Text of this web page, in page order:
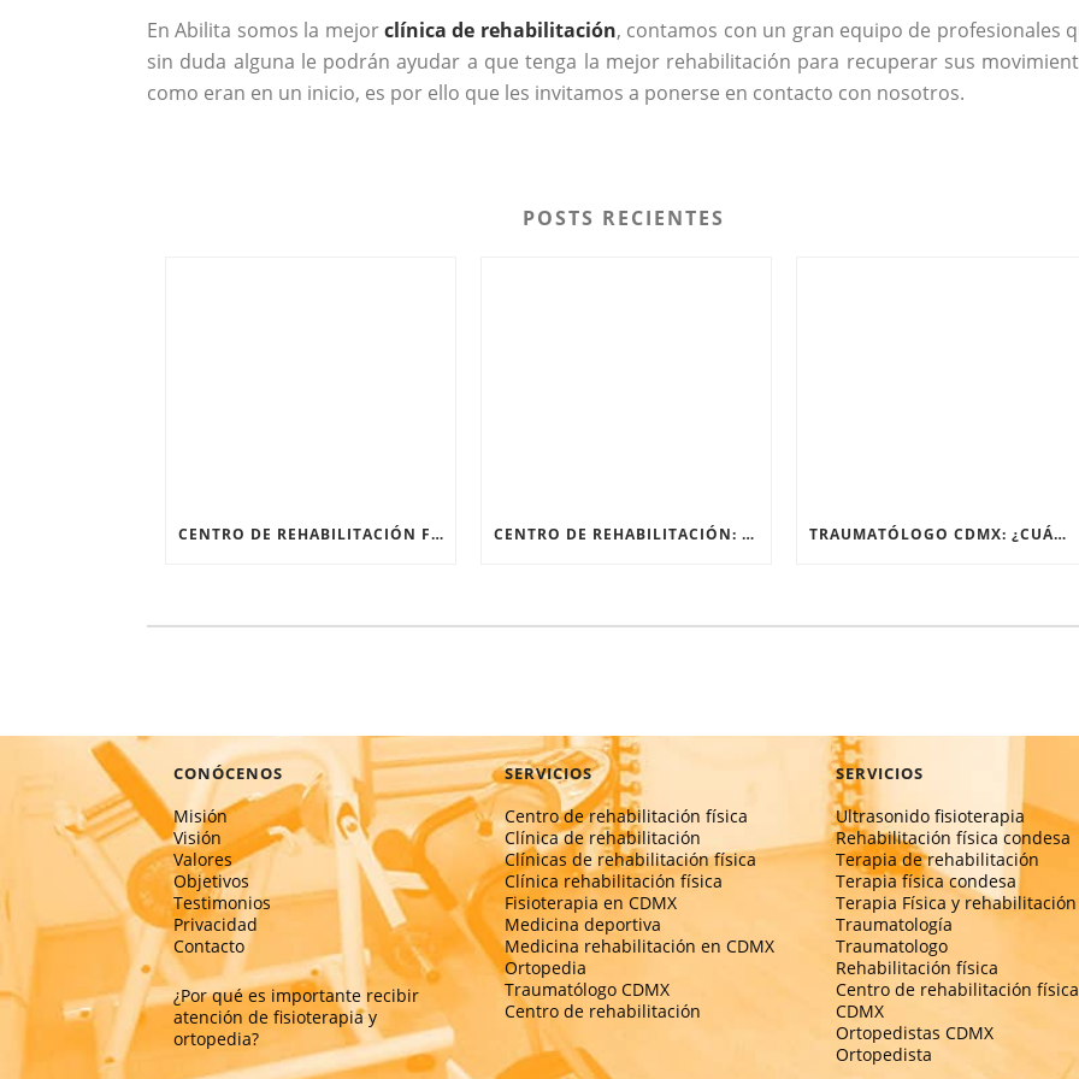
En Abilita somos la mejorclínica de rehabilitación, contamos con un gran equipo de profesionales
sin duda alguna le podrán ayudar a que tenga la mejor rehabilitación para recuperar sus
como eran en un inicio, es por ello que les invitamos a ponerse en contacto con nosotros.
POSTS RECIENTES
CENTRO DE REHABILITACIÓN FÍSICA: RECUPERARSE DESPUÉS DE UNA FRACTURA CENTRO DE REHABILITACIÓN: ¿QUÉ PASA EN SU PRIMERA SESIÓN? TRAUMATÓLOGO CDMX: ¿CUÁNDO EL DOLOR DE RODILLA NECESITA UN ESPECIALISTA?
CONÓCENOS
Misión
Visión
Valores
Objetivos
Testimonios
Privacidad
Contacto
¿Por qué es importante recibir
atención de fisioterapia y
ortopedia?
SERVICIOS
Centro de rehabilitación física
Clínica de rehabilitación
Clínicas de rehabilitación física
Clínica rehabilitación física
Fisioterapia en CDMX
Medicina deportiva
Medicina rehabilitación en CDMX
Ortopedia
Traumatólogo CDMX
Centro de rehabilitación
SERVICIOS
Ultrasonido fisioterapia
Rehabilitación física condesa
Terapia de rehabilitación
Terapia física condesa
Terapia Física y rehabilitación
Traumatología
Traumatologo
Rehabilitación física
Centro de rehabilitación física
CDMX
Ortopedistas CDMX
Ortopedista